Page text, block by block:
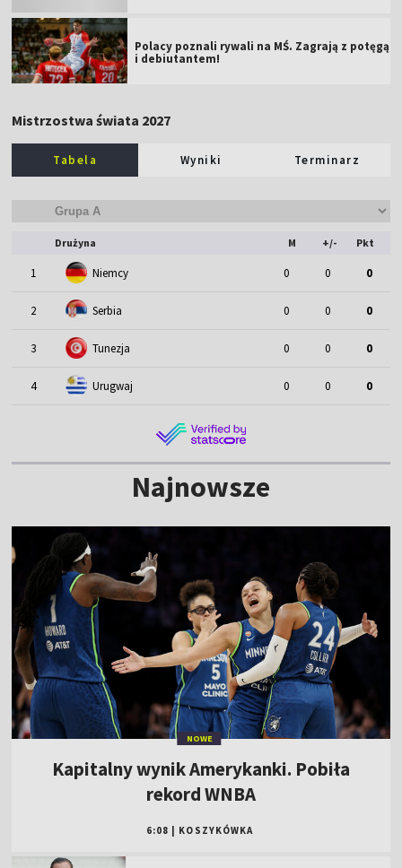
Polacy poznali rywali na MŚ. Zagrają z potęgą
i debiutantem!
Mistrzostwa świata 2027
Tabela Wyniki Terminarz
Drużyna M +/- Pkt
1 Niemcy 0 0 0
2 Serbia 0 0 0
3 Tunezja 0 0 0
4 Urugwaj 0 0 0
Najnowsze
NOWE
Kapitalny wynik Amerykanki. Pobiła
rekord WNBA
6:08 KOSZYKÓWKA